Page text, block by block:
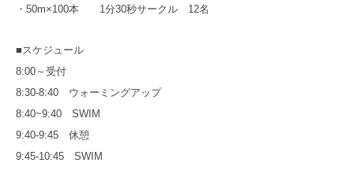
・50m×100本 1分30秒サークル 12名
■スケジュール
8:00～受付
8:30-8:40 ウォーミングアップ
8:40~9:40 SWIM
9:40-9:45 休憩
9:45-10:45 SWIM